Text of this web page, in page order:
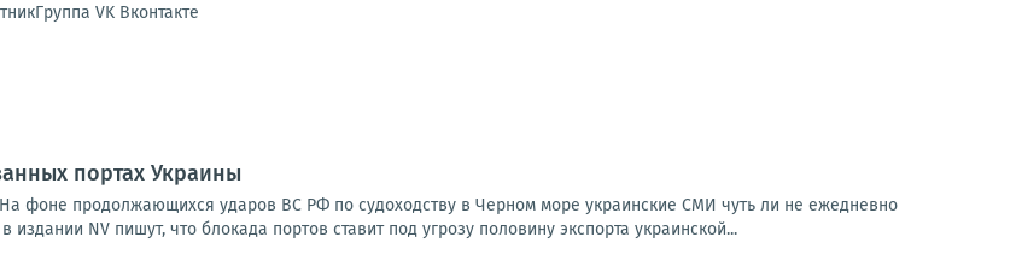
VK Вконтакте
портах Украины
фоне продолжающихся ударов ВС РФ по судоходству в Черном море украинские СМИ чуть ли не ежедневно
NV пишут, что блокада портов ставит под угрозу половину экспорта украинской...